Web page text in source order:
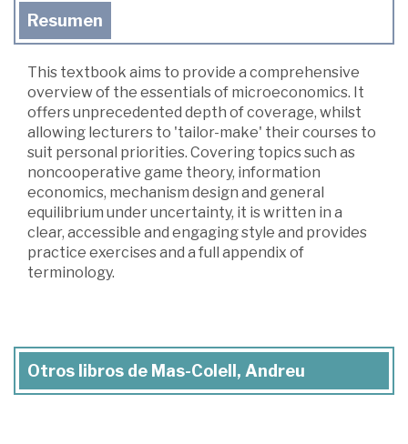
Resumen
This textbook aims to provide a comprehensive
overview of the essentials of microeconomics. It
offers unprecedented depth of coverage, whilst
allowing lecturers to 'tailor-make' their courses to
suit personal priorities. Covering topics such as
noncooperative game theory, information
economics, mechanism design and general
equilibrium under uncertainty, it is written in a
clear, accessible and engaging style and provides
practice exercises and a full appendix of
terminology.
Otros libros de Mas-Colell, Andreu